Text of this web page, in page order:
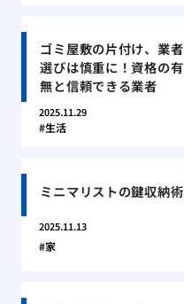
ゴミ屋敷の片付け、業者
選びは慎重に！資格の有
無と信頼できる業者
2025.11.29
生活
ミニマリストの鍵収納術
2025.11.13
家